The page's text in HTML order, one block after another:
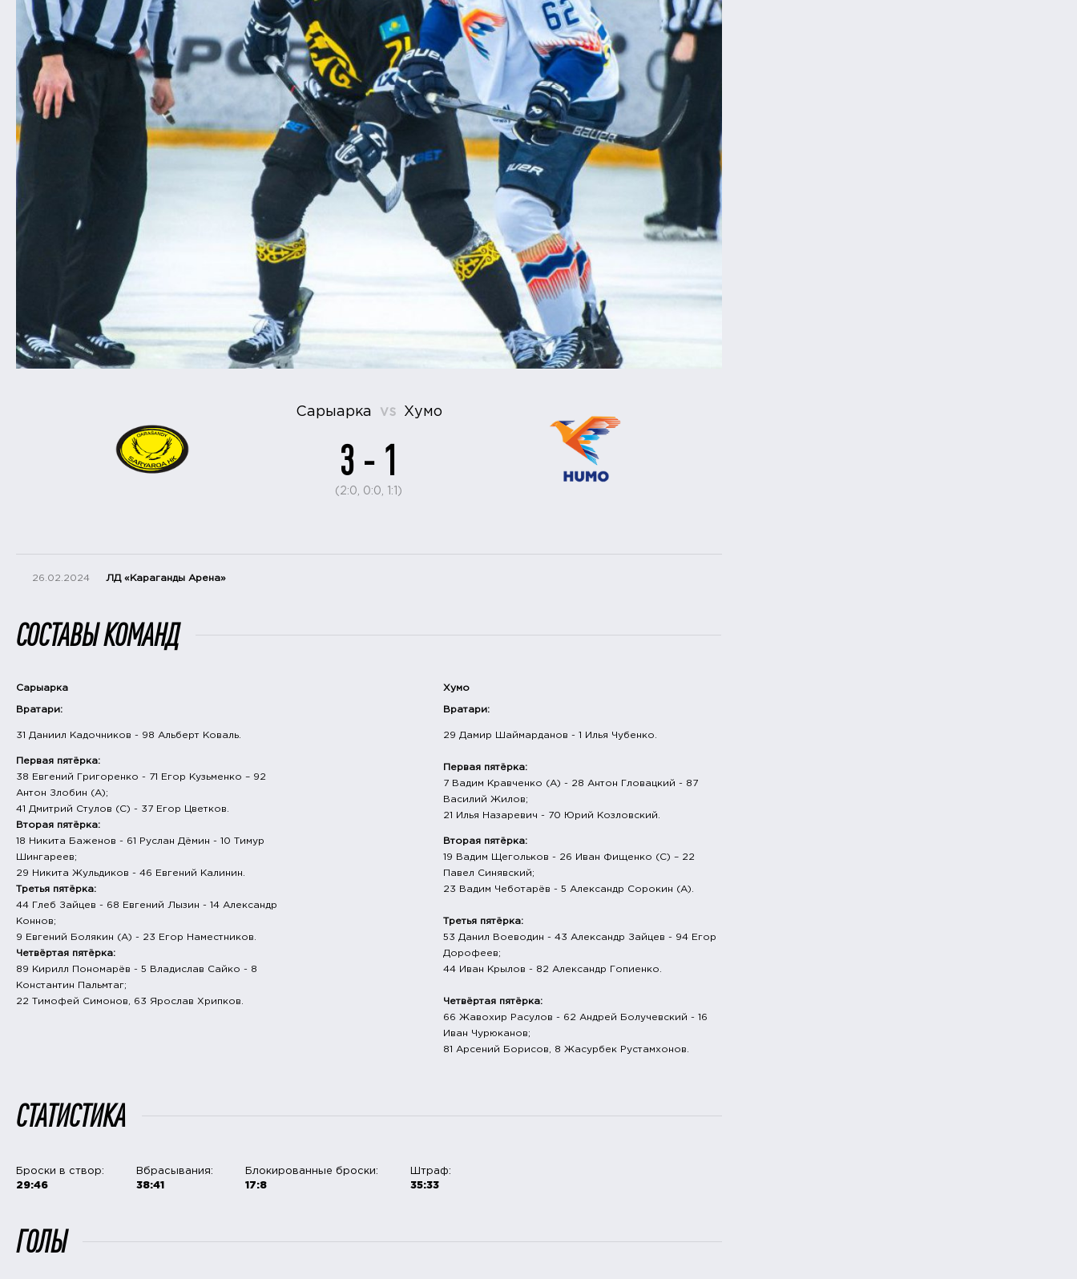
Сарыарка vs Хумо
3 - 1
(2:0, 0:0, 1:1)
26.02.2024 ЛД «Караганды Арена»
СОСТАВЫ КОМАНД
Сарыарка
Вратари:
31 Даниил Кадочников - 98 Альберт Коваль.
Первая пятёрка:
38 Евгений Григоренко - 71 Егор Кузьменко – 92
Антон Злобин (А);
41 Дмитрий Стулов (С) - 37 Егор Цветков.
Вторая пятёрка:
18 Никита Баженов - 61 Руслан Дёмин - 10 Тимур
Шингареев;
29 Никита Жульдиков - 46 Евгений Калинин.
Третья пятёрка:
44 Глеб Зайцев - 68 Евгений Лызин - 14 Александр
Коннов;
9 Евгений Болякин (А) - 23 Егор Наместников.
Четвёртая пятёрка:
89 Кирилл Пономарёв - 5 Владислав Сайко - 8
Константин Пальмтаг;
22 Тимофей Симонов, 63 Ярослав Хрипков.
Хумо
Вратари:
29 Дамир Шаймарданов - 1 Илья Чубенко.
Первая пятёрка:
7 Вадим Кравченко (А) - 28 Антон Гловацкий - 87
Василий Жилов;
21 Илья Назаревич - 70 Юрий Козловский.
Вторая пятёрка:
19 Вадим Щегольков - 26 Иван Фищенко (С) – 22
Павел Синявский;
23 Вадим Чеботарёв - 5 Александр Сорокин (А).
Третья пятёрка:
53 Данил Воеводин - 43 Александр Зайцев - 94 Егор
Дорофеев;
44 Иван Крылов - 82 Александр Гопиенко.
Четвёртая пятёрка:
66 Жавохир Расулов - 62 Андрей Болучевский - 16
Иван Чурюканов;
81 Арсений Борисов, 8 Жасурбек Рустамхонов.
СТАТИСТИКА
Броски в створ:
29:46
Вбрасывания:
38:41
Блокированные броски:
17:8
Штраф:
35:33
ГОЛЫ